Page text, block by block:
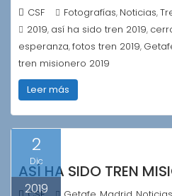
CSF Fotografías, Noticias,
2019, así ha sido tren 2019,
esperanza,fotos tren 2019,
tren misionero 2019
Leer más
2
Dic
2019
ASÍ HA SIDO TREN